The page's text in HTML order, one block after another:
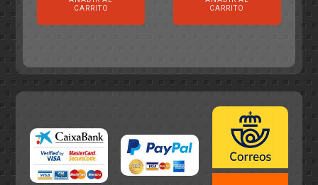
era:
CARRITO
original
era:
actual
es:
CARRITO